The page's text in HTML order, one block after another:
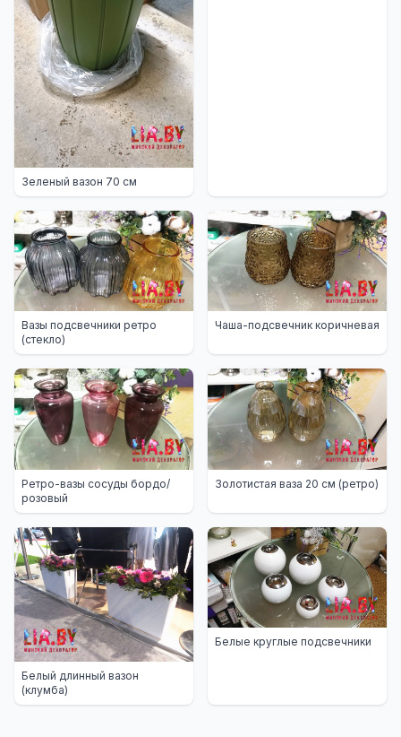
Зеленый вазон 70 см
Вазы подсвечники ретро
(стекло)
Чаша-подсвечник коричневая
Ретро-вазы сосуды бордо/
розовый
Золотистая ваза 20 см (ретро)
Белый длинный вазон
(клумба)
Белые круглые подсвечники